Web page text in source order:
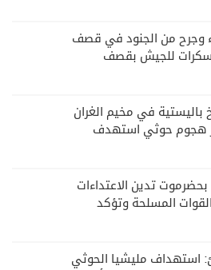
وجرح من الجنود في قصف
للجيش بقصف
في مخيم الغران
هجوم حوثي استهدف
بحضرموت تدين الاعتداءات
المسلحة وتؤكد
استهداف مليشيا الحوثي